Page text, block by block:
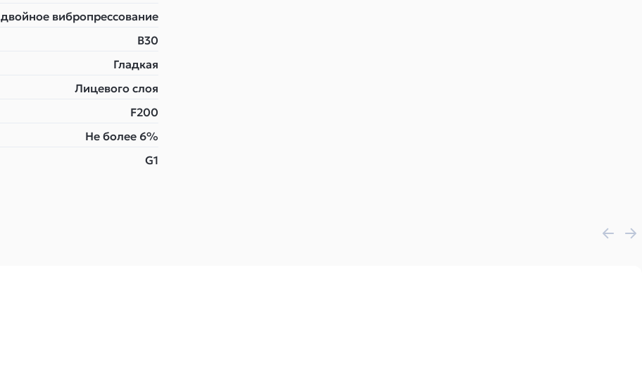
двойное вибропрессование
B30
Гладкая
Лицевого слоя
F200
Не более 6%
G1